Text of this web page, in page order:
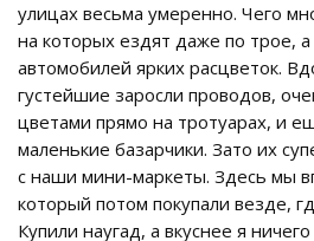
улицах весьма умеренно. Чего
на которых ездят даже по трое,
автомобилей ярких расцветок.
густейшие заросли проводов,
цветами прямо на тротуарах, и
маленькие базарчики. Зато их
с наши мини-маркеты. Здесь мы
который потом покупали везде,
Купили наугад, а вкуснее я